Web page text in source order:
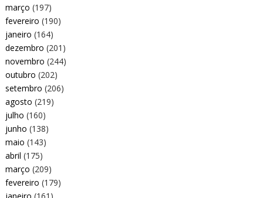
março (197)
fevereiro (190)
janeiro (164)
dezembro (201)
novembro (244)
outubro (202)
setembro (206)
agosto (219)
julho (160)
junho (138)
maio (143)
abril (175)
março (209)
fevereiro (179)
janeiro (161)